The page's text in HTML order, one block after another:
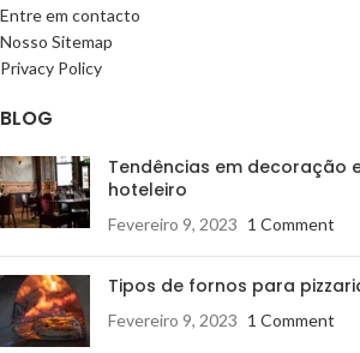
Entre em contacto
Nosso Sitemap
Privacy Policy
BLOG
Tendências em decoração
hoteleiro
Fevereiro 9, 2023 1 Comment
Tipos de fornos para
Fevereiro 9, 2023 1 Comment